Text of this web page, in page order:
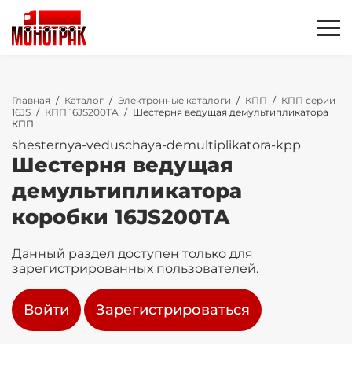
Главная / Каталог / Электронные каталоги / КПП / КПП серии
16JS / КПП 16JS200TA / Шестерня ведущая демультипликатора
КПП
shesternya-veduschaya-demultiplikatora-kpp
Шестерня ведущая
демультипликатора
коробки 16JS200TA
Данный раздел доступен только для
зарегистрированных пользователей.
Войти Зарегистрироваться